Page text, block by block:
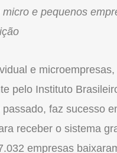
e pequenos
e
pelo Instituto
faz sucesso
receber o sistema
empresas